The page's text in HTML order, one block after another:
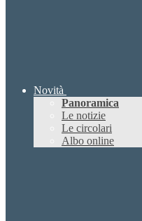
Novità
Panoramica
Le notizie
Le circolari
Albo online